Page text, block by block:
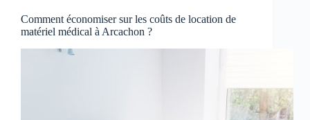
Comment économiser sur les coûts de location de
matériel médical à Arcachon ?